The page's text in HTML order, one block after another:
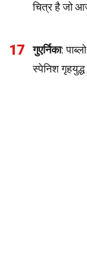
चित्र है जो
17 गुएर्निका:
स्पेनिश गृहयुद्ध